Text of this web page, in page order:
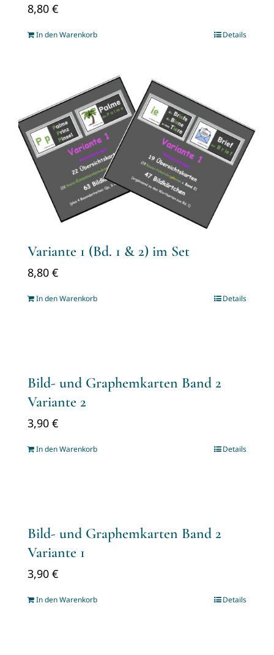
8,80 €
In den Warenkorb Details
Variante 1 (Bd. 1 & 2) im Set
8,80 €
In den Warenkorb Details
Bild- und Graphemkarten Band 2
Variante 2
3,90 €
In den Warenkorb Details
Bild- und Graphemkarten Band 2
Variante 1
3,90 €
In den Warenkorb Details